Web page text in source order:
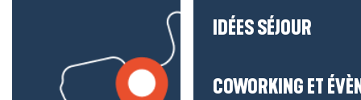
IDÉES SÉJOUR
COWORKING ET